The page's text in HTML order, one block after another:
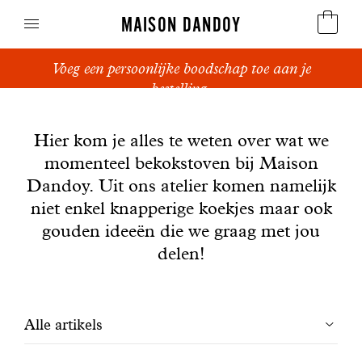
MAISON DANDOY
Speculoos
Suikerbrood en peperkoek
Cakes
Snoepgoed
Voeg een persoonlijke boodschap toe aan je
bestelling.
Hier kom je alles te weten over wat we
momenteel bekokstoven bij Maison
Dandoy. Uit ons atelier komen namelijk
niet enkel knapperige koekjes maar ook
gouden ideeën die we graag met jou
delen!
Filtrer
Alle artikels